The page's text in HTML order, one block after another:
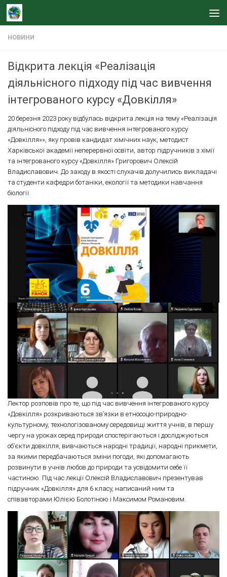
Skip to content
НОВИНИ
Відкрита лекція «Реалізація
діяльнісного підходу під час вивчення
інтегрованого курсу «Довкілля»
20 березня 2023 року відбулась відкрита лекція на тему «Реалізація
діяльнісного підходу під час вивчення інтегрованого курсу
«Довкілля»», яку провів кандидат хімічних наук, методист
Харківської академії неперервної освіти, автор підручників з хімії
та інтегрованого курсу «Довкілля» Григорович Олексій
Владиславович. До заходу в якості слухачів долучились викладачі
та студенти кафедри ботаніки, екології та методики навчання
біології.
Лектор розповів про те, що під час вивчення інтегрованого курсу
«Довкілля» розкриваються зв’язки в етносоціо-природно-
культурному, технологізованому середовищі життя учнів, в першу
чергу на уроках серед природи спостерігаються і досліджуються
об’єкти довкілля, вивчаються народні традиції, народні прикмети,
за якими передбачаються зміни погоди, які допомагають
розвинути в учнів любов до природи та усвідомити себе її
частиною. Під час лекції Олексій Владиславович презентував
підручник «Довкілля» для 6 класу, написаний ним та
співавторами Юлією Болотіною і Максимом Романовим.